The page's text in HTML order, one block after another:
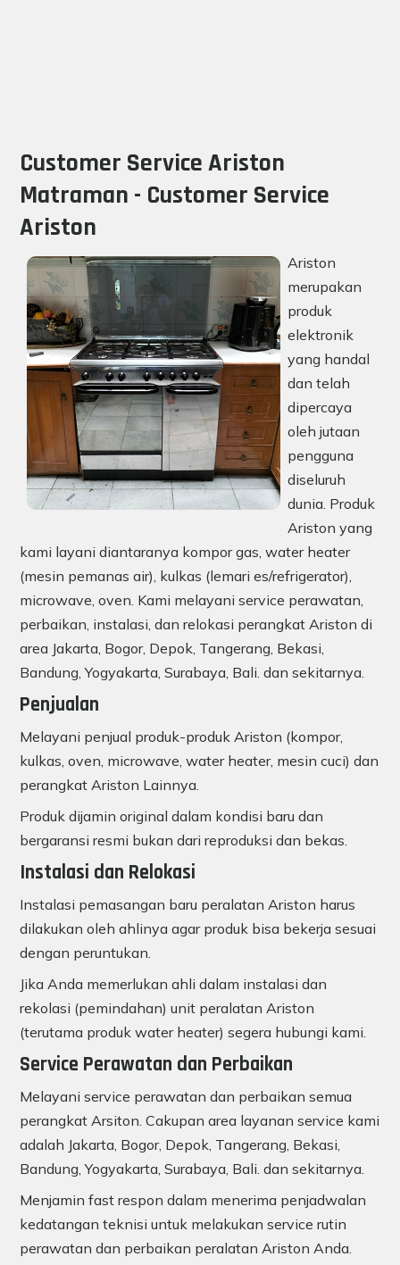
Customer Service Ariston
Matraman - Customer Service
Ariston
Ariston
merupakan
produk
elektronik
yang handal
dan telah
dipercaya
oleh jutaan
pengguna
diseluruh
dunia. Produk
Ariston yang
kami layani diantaranya kompor gas, water heater
(mesin pemanas air), kulkas (lemari es/refrigerator),
microwave, oven. Kami melayani service perawatan,
perbaikan, instalasi, dan relokasi perangkat Ariston di
area Jakarta, Bogor, Depok, Tangerang, Bekasi,
Bandung, Yogyakarta, Surabaya, Bali. dan sekitarnya.
Penjualan
Melayani penjual produk-produk Ariston (kompor,
kulkas, oven, microwave, water heater, mesin cuci) dan
perangkat Ariston Lainnya.
Produk dijamin original dalam kondisi baru dan
bergaransi resmi bukan dari reproduksi dan bekas.
Instalasi dan Relokasi
Instalasi pemasangan baru peralatan Ariston harus
dilakukan oleh ahlinya agar produk bisa bekerja sesuai
dengan peruntukan.
Jika Anda memerlukan ahli dalam instalasi dan
rekolasi (pemindahan) unit peralatan Ariston
(terutama produk water heater) segera hubungi kami.
Service Perawatan dan Perbaikan
Melayani service perawatan dan perbaikan semua
perangkat Arsiton. Cakupan area layanan service kami
adalah Jakarta, Bogor, Depok, Tangerang, Bekasi,
Bandung, Yogyakarta, Surabaya, Bali. dan sekitarnya.
Menjamin fast respon dalam menerima penjadwalan
kedatangan teknisi untuk melakukan service rutin
perawatan dan perbaikan peralatan Ariston Anda.